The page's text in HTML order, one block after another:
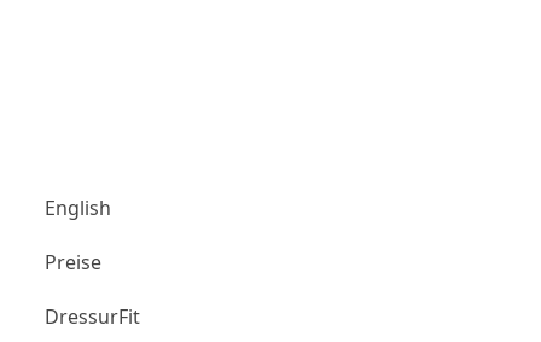
English
Preise
DressurFit